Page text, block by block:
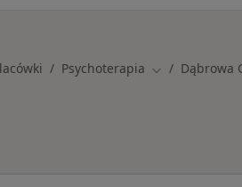
Psychoterapia Zmień miasto
Dąbrowa